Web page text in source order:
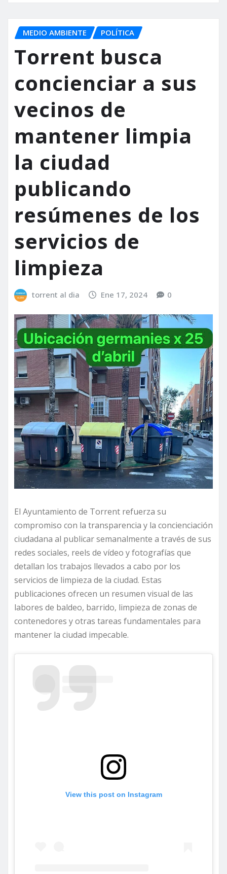
MEDIO AMBIENTE POLÍTICA
Torrent busca
concienciar a sus
vecinos de
mantener limpia
la ciudad
publicando
resúmenes de los
servicios de
limpieza
torrent al dia Ene 17, 2024 0
El Ayuntamiento de Torrent refuerza su
compromiso con la transparencia y la concienciación
ciudadana al publicar semanalmente a través de sus
redes sociales, reels de vídeo y fotografías que
detallan los trabajos llevados a cabo por los
servicios de limpieza de la ciudad. Estas
publicaciones ofrecen un resumen visual de las
labores de baldeo, barrido, limpieza de zonas de
contenedores y otras tareas fundamentales para
mantener la ciudad impecable.
View this post on Instagram